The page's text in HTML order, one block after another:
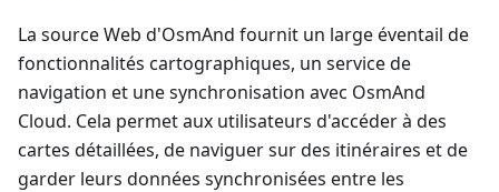
La source Web d'OsmAnd fournit un large éventail de
fonctionnalités cartographiques, un service de
navigation et une synchronisation avec OsmAnd
Cloud. Cela permet aux utilisateurs d'accéder à des
cartes détaillées, de naviguer sur des itinéraires et de
garder leurs données synchronisées entre les